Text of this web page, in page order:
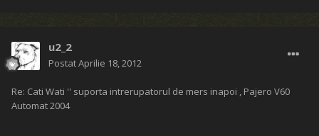
u2_2
PostatAprilie 18, 2012
Re: Cati Wati '' suporta intrerupatorul de mers inapoi , Pajero V60
Automat 2004